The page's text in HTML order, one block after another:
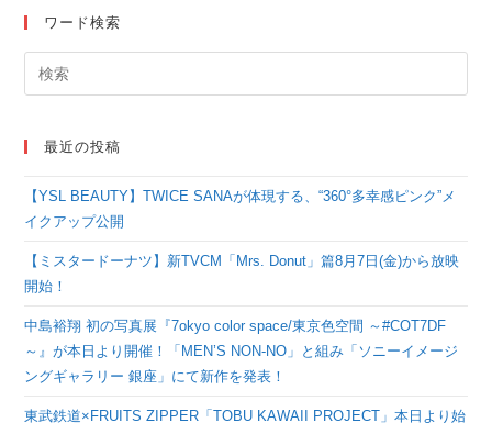
全編無料公開が決
定！！
ワード検索
最近の投稿
【YSL BEAUTY】TWICE SANAが体現する、“360°多幸感ピンク”メ
イクアップ公開
【ミスタードーナツ】新TVCM「Mrs. Donut」篇8月7日(金)から放映
開始！
中島裕翔 初の写真展『7okyo color space/東京色空間 ～#COT7DF
～』が本日より開催！「MEN’S NON-NO」と組み「ソニーイメージ
ングギャラリー 銀座」にて新作を発表！
東武鉄道×FRUITS ZIPPER「TOBU KAWAII PROJECT」本日より始